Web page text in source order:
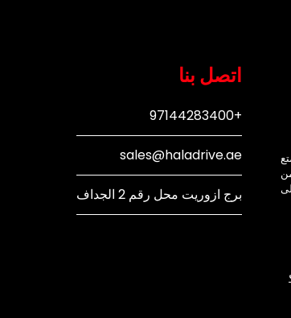
اتصل بنا
+97144283400
sales@haladrive.ae
برج ازوريت محل رقم 2 الجداف